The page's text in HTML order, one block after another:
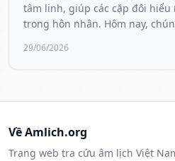
tâm linh, giúp các cặp đôi hiểu
trong hôn nhân. Hôm nay,
29/06/2026
Về Amlich.org
Trang web tra cứu âm lịch Việt